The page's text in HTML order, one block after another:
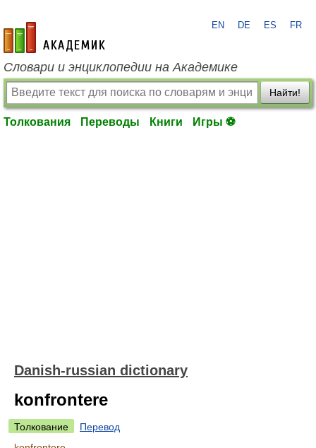
academic.ru
EN DE ES FR
Словари и энциклопедии на Академике
Найти!
Толкования Переводы Книги Игры ⚽
Danish-russian dictionary
konfrontere
Толкование
Перевод